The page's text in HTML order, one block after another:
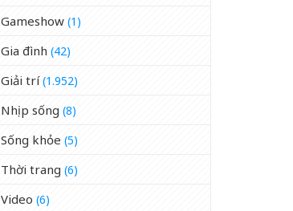
Gameshow (1)
Gia đình (42)
Giải trí(1.952)
Nhịp sống (8)
Sống khỏe (5)
Thời trang (6)
Video (6)